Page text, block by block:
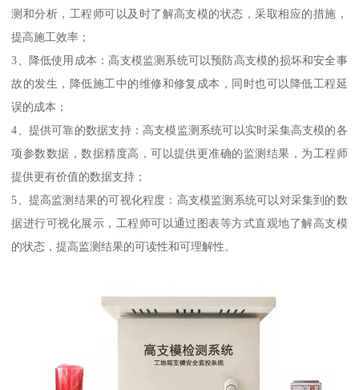
测和分析，工程师可以及时了解高支模的状态，采取相应的措施，
提高施工效率；
3、降低使用成本：高支模监测系统可以预防高支模的损坏和安全事
故的发生，降低施工中的维修和修复成本，同时也可以降低工程延
误的成本；
4、提供可靠的数据支持：高支模监测系统可以实时采集高支模的各
项参数数据，数据精度高，可以提供更准确的监测结果，为工程师
提供更有价值的数据支持；
5、提高监测结果的可视化程度：高支模监测系统可以对采集到的数
据进行可视化展示，工程师可以通过图表等方式直观地了解高支模
的状态，提高监测结果的可读性和可理解性。